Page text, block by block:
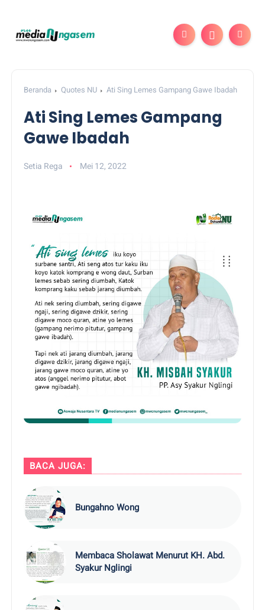
Beranda Quotes NU Ati Sing Lemes Gampang Gawe Ibadah
Ati Sing Lemes Gampang
Gawe Ibadah
Setia Rega Mei 12, 2022
BACA JUGA:
Bungahno Wong
Membaca Sholawat Menurut KH. Abd.
Syakur Nglingi